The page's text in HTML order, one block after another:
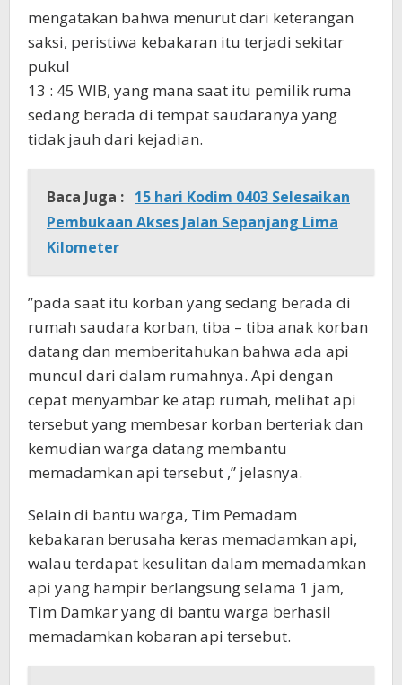
mengatakan bahwa menurut dari keterangan
saksi, peristiwa kebakaran itu terjadi sekitar
pukul
13 : 45 WIB, yang mana saat itu pemilik ruma
sedang berada di tempat saudaranya yang
tidak jauh dari kejadian.
Baca Juga : 15 hari Kodim 0403 Selesaikan
Pembukaan Akses Jalan Sepanjang Lima
Kilometer
”pada saat itu korban yang sedang berada di
rumah saudara korban, tiba – tiba anak korban
datang dan memberitahukan bahwa ada api
muncul dari dalam rumahnya. Api dengan
cepat menyambar ke atap rumah, melihat api
tersebut yang membesar korban berteriak dan
kemudian warga datang membantu
memadamkan api tersebut ,” jelasnya.
Selain di bantu warga, Tim Pemadam
kebakaran berusaha keras memadamkan api,
walau terdapat kesulitan dalam memadamkan
api yang hampir berlangsung selama 1 jam,
Tim Damkar yang di bantu warga berhasil
memadamkan kobaran api tersebut.